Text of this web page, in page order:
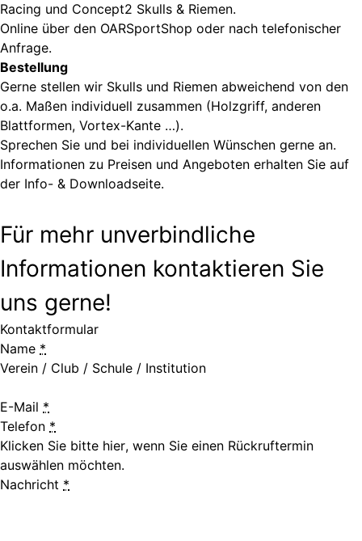
Racing und Concept2 Skulls & Riemen.
Online über den OARSportShop oder nach telefonischer
Anfrage.
Bestellung
Gerne stellen wir Skulls und Riemen abweichend von den
o.a. Maßen individuell zusammen (Holzgriff, anderen
Blattformen, Vortex-Kante …).
Sprechen Sie und bei individuellen Wünschen gerne an.
Informationen zu Preisen und Angeboten erhalten Sie auf
der Info- & Downloadseite.
Für mehr unverbindliche
Informationen kontaktieren Sie
uns gerne!
Kontaktformular
Name *
Verein / Club / Schule / Institution
E-Mail *
Telefon *
Klicken Sie bitte hier, wenn Sie einen Rückruftermin
auswählen möchten.
Nachricht *